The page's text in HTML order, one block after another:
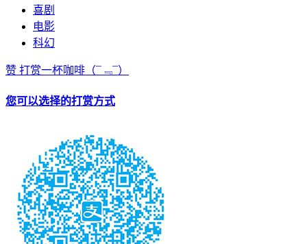
喜剧
电影
科幻
赞 打赏一杯咖啡 （¯﹃¯）
您可以选择的打赏方式